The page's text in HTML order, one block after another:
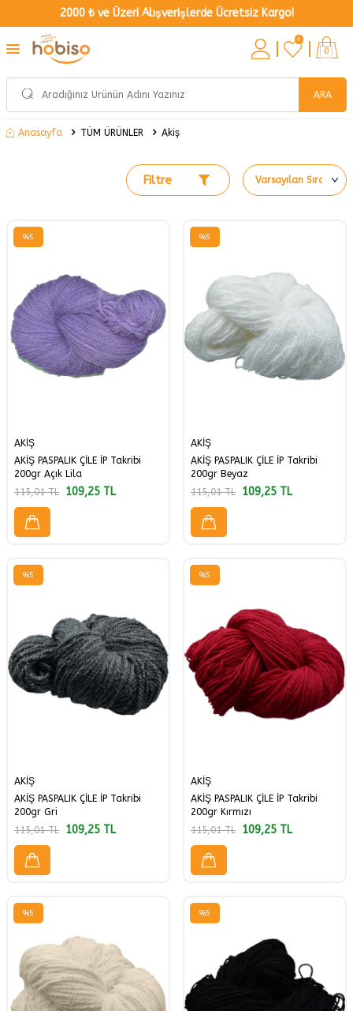
2000 ₺ ve Üzeri Alışverişlerde Ücretsiz Kargo!
ARA
0
0
Anasayfa TÜM ÜRÜNLER Akiş
Filtre
%5
AKİŞ
AKİŞ PASPALIK ÇİLE İP Takribi
200gr Açık Lila
115,01TL 109,25 TL
%5
AKİŞ
AKİŞ PASPALIK ÇİLE İP Takribi
200gr Beyaz
115,01TL 109,25 TL
%5
AKİŞ
AKİŞ PASPALIK ÇİLE İP Takribi
200gr Gri
115,01TL 109,25 TL
%5
AKİŞ
AKİŞ PASPALIK ÇİLE İP Takribi
200gr Kırmızı
115,01TL 109,25 TL
%5 %5